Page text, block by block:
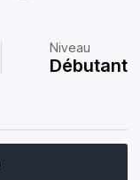
Niveau
Débutant